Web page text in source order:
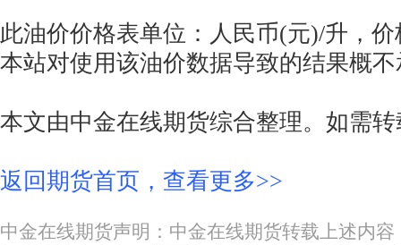
此油价价格表单位：人民币(元)/升，
本站对使用该油价数据导致的结果概
本文由中金在线期货综合整理。如需
返回期货首页，查看更多>>
中金在线期货声明：中金在线期货转载上述内